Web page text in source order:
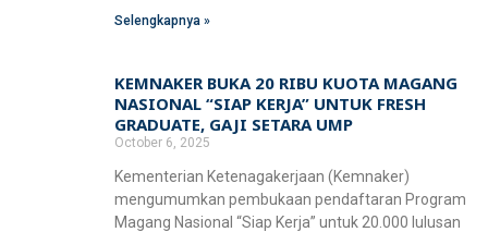
Selengkapnya »
KEMNAKER BUKA 20 RIBU KUOTA MAGANG
NASIONAL “SIAP KERJA” UNTUK FRESH
GRADUATE, GAJI SETARA UMP
October 6, 2025
Kementerian Ketenagakerjaan (Kemnaker)
mengumumkan pembukaan pendaftaran Program
Magang Nasional “Siap Kerja” untuk 20.000 lulusan